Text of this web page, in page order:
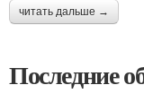
читать дальше →
Последние